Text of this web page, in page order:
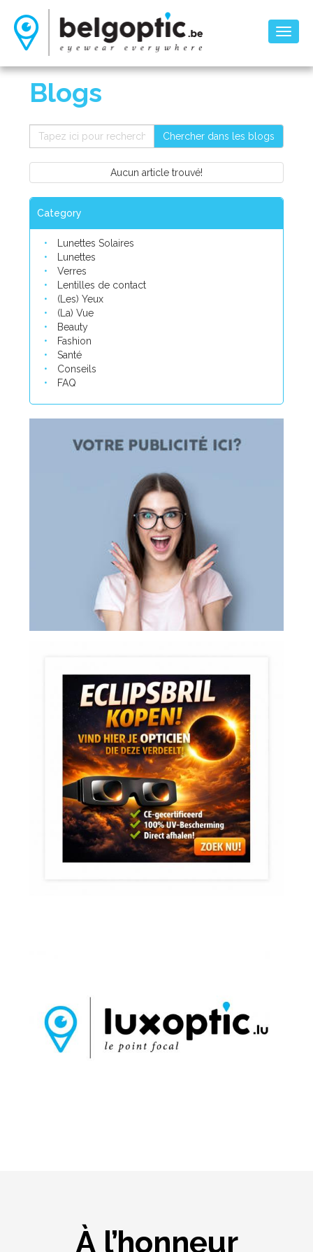
Blogs
Chercher dans les blogs
Aucun article trouvé!
Category
Lunettes Solaires
Lunettes
Verres
Lentilles de contact
(Les) Yeux
(La) Vue
Beauty
Fashion
Santé
Conseils
FAQ
À l’honneur